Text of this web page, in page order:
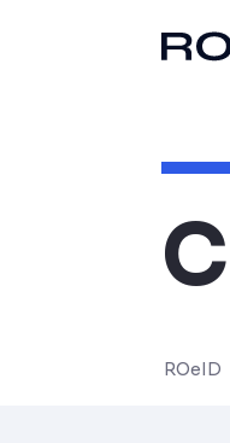
ROeID